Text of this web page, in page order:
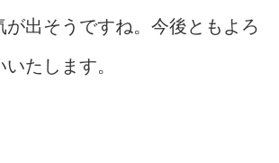
が出そうですね。今後ともよろ
たします。